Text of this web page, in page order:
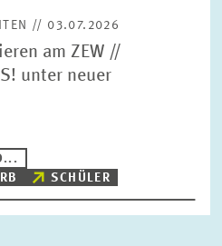
// 03.07.2026
am ZEW //
unter neuer
SCHÜLER